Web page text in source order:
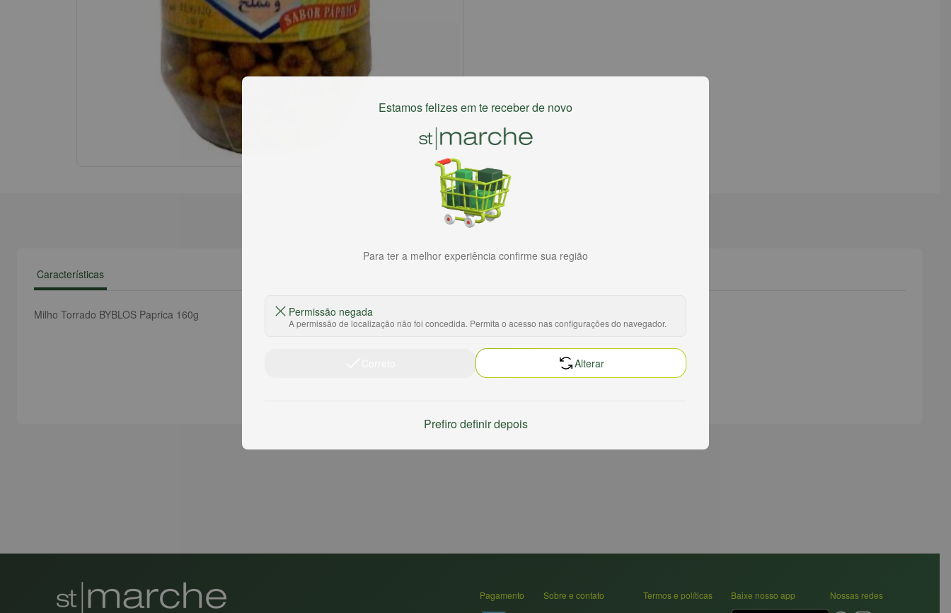
Características
Milho Torrado BYBLOS Paprica 160g
Pagamento
Sobre e contato
Termos e políticas
Baixe nosso app Nossas redes
Estamos felizes em te receber de novo
Para ter a melhor experiência confirme sua região
Permissão negada
A permissão de localização não foi concedida. Permita o acesso nas configurações do navegador.
Alterar
Prefiro definir depois